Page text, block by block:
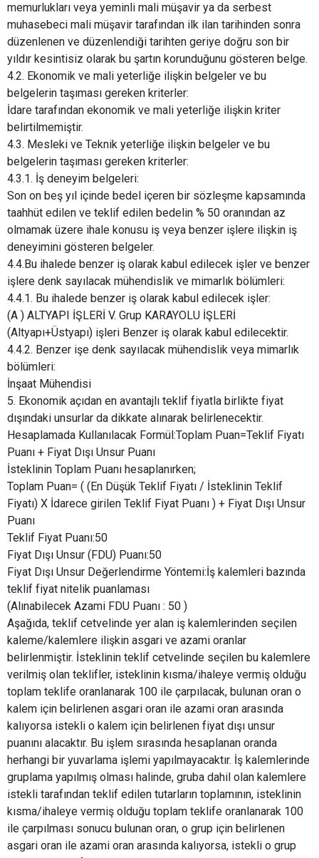
memurlukları veya yeminli mali müşavir ya da serbest
muhasebeci mali müşavir tarafından ilk ilan tarihinden sonra
düzenlenen ve düzenlendiği tarihten geriye doğru son bir
yıldır kesintisiz olarak bu şartın korunduğunu gösteren belge.
4.2. Ekonomik ve mali yeterliğe ilişkin belgeler ve bu
belgelerin taşıması gereken kriterler:
İdare tarafından ekonomik ve mali yeterliğe ilişkin kriter
belirtilmemiştir.
4.3. Mesleki ve Teknik yeterliğe ilişkin belgeler ve bu
belgelerin taşıması gereken kriterler:
4.3.1. İş deneyim belgeleri:
Son on beş yıl içinde bedel içeren bir sözleşme kapsamında
taahhüt edilen ve teklif edilen bedelin % 50 oranından az
olmamak üzere ihale konusu iş veya benzer işlere ilişkin iş
deneyimini gösteren belgeler.
4.4.Bu ihalede benzer iş olarak kabul edilecek işler ve benzer
işlere denk sayılacak mühendislik ve mimarlık bölümleri:
4.4.1. Bu ihalede benzer iş olarak kabul edilecek işler:
(A ) ALTYAPI İŞLERİ V. Grup KARAYOLU İŞLERİ
(Altyapı+Üstyapı) işleri Benzer iş olarak kabul edilecektir.
4.4.2. Benzer işe denk sayılacak mühendislik veya mimarlık
bölümleri:
İnşaat Mühendisi
5. Ekonomik açıdan en avantajlı teklif fiyatla birlikte fiyat
dışındaki unsurlar da dikkate alınarak belirlenecektir.
Hesaplamada Kullanılacak Formül:Toplam Puan=Teklif Fiyatı
Puanı + Fiyat Dışı Unsur Puanı
İsteklinin Toplam Puanı hesaplanırken;
Toplam Puan= ( (En Düşük Teklif Fiyatı / İsteklinin Teklif
Fiyatı) X İdarece girilen Teklif Fiyat Puanı ) + Fiyat Dışı Unsur
Puanı
Teklif Fiyat Puanı:50
Fiyat Dışı Unsur (FDU) Puanı:50
Fiyat Dışı Unsur Değerlendirme Yöntemi:İş kalemleri bazında
teklif fiyat nitelik puanlaması
(Alınabilecek Azami FDU Puanı : 50 )
Aşağıda, teklif cetvelinde yer alan iş kalemlerinden seçilen
kaleme/kalemlere ilişkin asgari ve azami oranlar
belirlenmiştir. İsteklinin teklif cetvelinde seçilen bu kalemlere
verilmiş olan teklifler, isteklinin kısma/ihaleye vermiş olduğu
toplam teklife oranlanarak 100 ile çarpılacak, bulunan oran o
kalem için belirlenen asgari oran ile azami oran arasında
kalıyorsa istekli o kalem için belirlenen fiyat dışı unsur
puanını alacaktır. Bu işlem sırasında hesaplanan oranda
herhangi bir yuvarlama işlemi yapılmayacaktır. İş kalemlerinde
gruplama yapılmış olması halinde, gruba dahil olan kalemlere
istekli tarafından teklif edilen tutarların toplamının, isteklinin
kısma/ihaleye vermiş olduğu toplam teklife oranlanarak 100
ile çarpılması sonucu bulunan oran, o grup için belirlenen
asgari oran ile azami oran arasında kalıyorsa, istekli o grup